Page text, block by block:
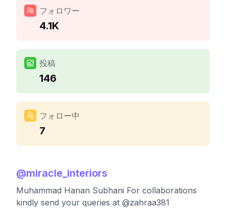
フォロワー
4.1K
投稿
146
フォロー中
7
@miracle_interiors
Muhammad Hanan Subhani For collaborations
kindly send your queries at @zahraa381